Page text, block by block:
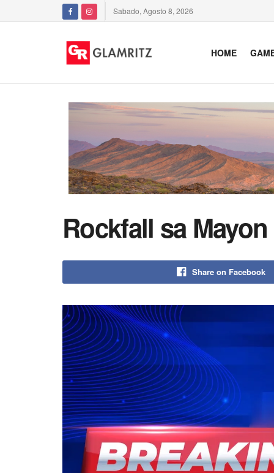
Sabado, Agosto 8, 2026
HOME
Rockfall sa
Share on Facebook